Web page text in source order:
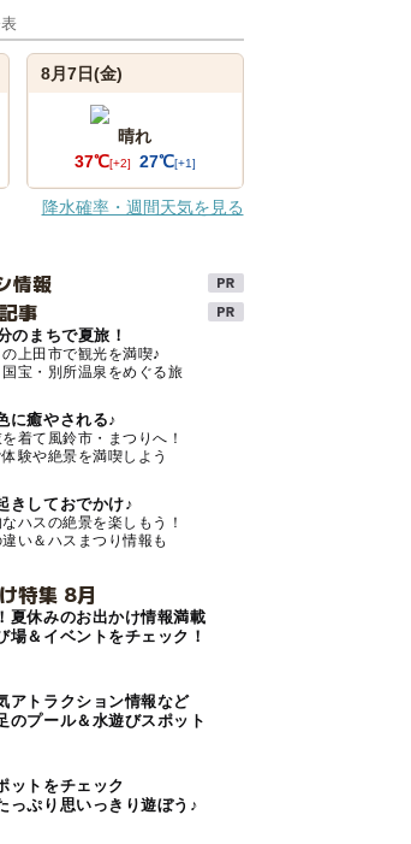
8月7日(金)
晴れ
37℃[+2] 27℃[+1]
降水確率・週間天気を見る
情報
事
のまちで夏旅！
上田市で観光を満喫♪
宝・別所温泉をめぐる旅
に癒やされる♪
着て風鈴市・まつりへ！
験や絶景を満喫しよう
きしておでかけ♪
ハスの絶景を楽しもう！
い＆ハスまつり情報も
特集 8月
夏休みのお出かけ情報満載
場＆イベントをチェック！
アトラクション情報など
のプール＆水遊びスポット
ットをチェック
っぷり思いっきり遊ぼう♪